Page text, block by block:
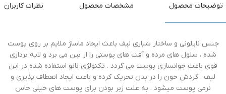
توضیحات محصول مشخصات محصول نظرات کاربران
جنس نایلونی و ساختار شیاری لیف باعث ایجاد ماساژ ملایم بر روی پوست
شده ، سلول های مرده و آفت های پوستی را از بین می برد و لایه برداری
قوی باعث جوانسازی پوست می گردد . تکنولژی نانو استفاده شده در این
لیف ، گردش خون را در بدن تحریک کرده و باعث ایجاد انعطاف پذیری و
نرمی پوست میشود . به علت زبر بودن برای پوست های خیلی حاس